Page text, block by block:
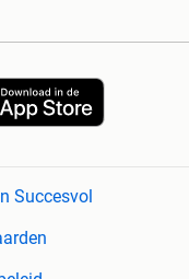
Succesvol